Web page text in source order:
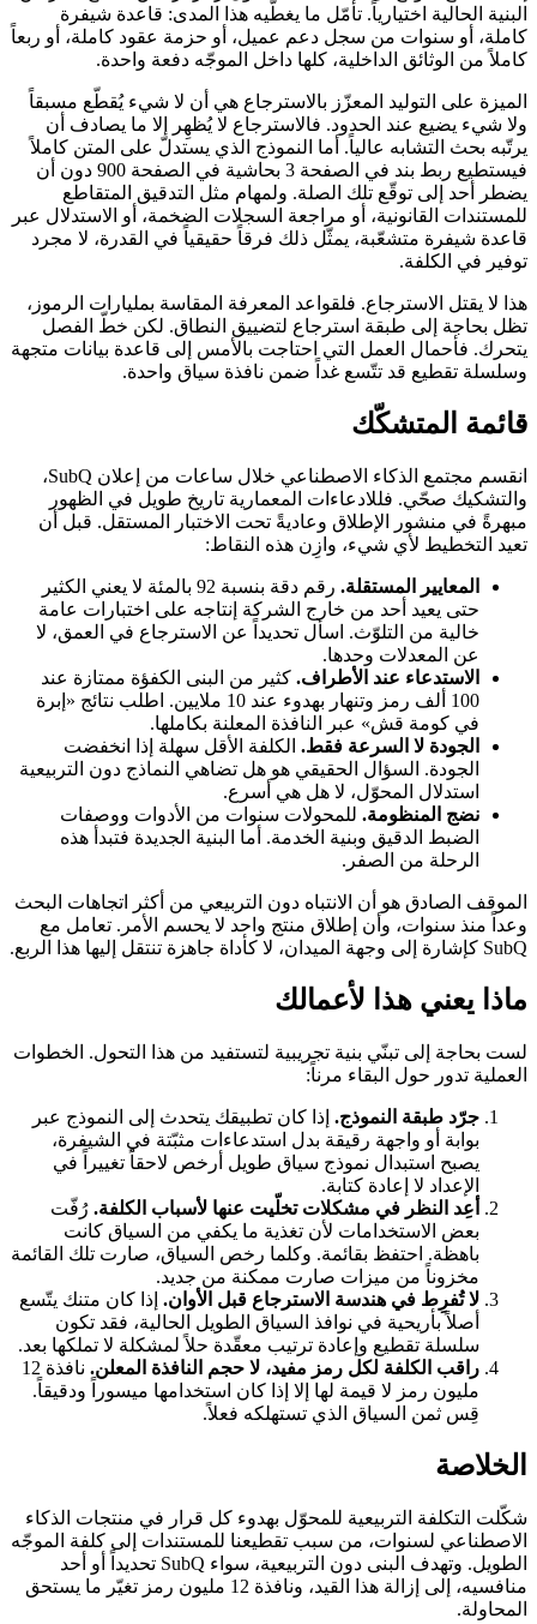
البنية الحالية اختيارياً. تأمّل ما يغطّيه هذا المدى: قاعدة شيفرة
كاملة، أو سنوات من سجل دعم عميل، أو حزمة عقود كاملة، أو ربعاً
كاملاً من الوثائق الداخلية، كلها داخل الموجّه دفعة واحدة.
الميزة على التوليد المعزّز بالاسترجاع هي أن لا شيء يُقطّع مسبقاً
ولا شيء يضيع عند الحدود. فالاسترجاع لا يُظهِر إلا ما يصادف أن
يرتّبه بحث التشابه عالياً. أما النموذج الذي يستدلّ على المتن كاملاً
فيستطيع ربط بند في الصفحة 3 بحاشية في الصفحة 900 دون أن
يضطر أحد إلى توقّع تلك الصلة. ولمهام مثل التدقيق المتقاطع
للمستندات القانونية، أو مراجعة السجلات الضخمة، أو الاستدلال عبر
قاعدة شيفرة متشعّبة، يمثّل ذلك فرقاً حقيقياً في القدرة، لا مجرد
توفير في الكلفة.
هذا لا يقتل الاسترجاع. فلقواعد المعرفة المقاسة بمليارات الرموز،
تظل بحاجة إلى طبقة استرجاع لتضييق النطاق. لكن خطّ الفصل
يتحرك. فأحمال العمل التي احتاجت بالأمس إلى قاعدة بيانات متجهة
وسلسلة تقطيع قد تتّسع غداً ضمن نافذة سياق واحدة.
قائمة المتشكّك
انقسم مجتمع الذكاء الاصطناعي خلال ساعات من إعلان SubQ،
والتشكيك صحّي. فللادعاءات المعمارية تاريخ طويل في الظهور
مبهرةً في منشور الإطلاق وعاديةً تحت الاختبار المستقل. قبل أن
تعيد التخطيط لأي شيء، وازِن هذه النقاط:
المعايير المستقلة.
رقم دقة بنسبة 92 بالمئة لا يعني الكثير
حتى يعيد أحد من خارج الشركة إنتاجه على اختبارات عامة
خالية من التلوّث. اسأل تحديداً عن الاسترجاع في العمق، لا
عن المعدلات وحدها.
الاستدعاء عند الأطراف.كثير من البنى الكفؤة ممتازة عند
100 ألف رمز وتنهار بهدوء عند 10 ملايين. اطلب نتائج «إبرة
في كومة قش» عبر النافذة المعلنة بكاملها.
الجودة لا السرعة فقط.الكلفة الأقل سهلة إذا انخفضت
الجودة. السؤال الحقيقي هو هل تضاهي النماذج دون التربيعية
استدلال المحوّل، لا هل هي أسرع.
نضج المنظومة.للمحولات سنوات من الأدوات ووصفات
الضبط الدقيق وبنية الخدمة. أما البنية الجديدة فتبدأ هذه
الرحلة من الصفر.
الموقف الصادق هو أن الانتباه دون التربيعي من أكثر اتجاهات البحث
وعداً منذ سنوات، وأن إطلاق منتج واحد لا يحسم الأمر. تعامل مع
SubQ كإشارة إلى وجهة الميدان، لا كأداة جاهزة تنتقل إليها هذا الربع.
ماذا يعني هذا لأعمالك
لست بحاجة إلى تبنّي بنية تجريبية لتستفيد من هذا التحول. الخطوات
العملية تدور حول البقاء مرناً:
جرّد طبقة النموذج.إذا كان تطبيقك يتحدث إلى النموذج عبر
بوابة أو واجهة رقيقة بدل استدعاءات مثبّتة في الشيفرة،
يصبح استبدال نموذج سياق طويل أرخص لاحقاً تغييراً في
الإعداد لا إعادة كتابة.
أعِد النظر في مشكلات تخلّيت عنها لأسباب الكلفة.رُفّت
بعض الاستخدامات لأن تغذية ما يكفي من السياق كانت
باهظة. احتفظ بقائمة. وكلما رخص السياق، صارت تلك القائمة
مخزوناً من ميزات صارت ممكنة من جديد.
لا تُفرِط في هندسة الاسترجاع قبل الأوان.إذا كان متنك يتّسع
أصلاً بأريحية في نوافذ السياق الطويل الحالية، فقد تكون
سلسلة تقطيع وإعادة ترتيب معقّدة حلاً لمشكلة لا تملكها بعد.
راقب الكلفة لكل رمز مفيد، لا حجم النافذة المعلن.
نافذة 12
مليون رمز لا قيمة لها إلا إذا كان استخدامها ميسوراً ودقيقاً.
قِس ثمن السياق الذي تستهلكه فعلاً.
الخلاصة
شكّلت التكلفة التربيعية للمحوّل بهدوء كل قرار في منتجات الذكاء
الاصطناعي لسنوات، من سبب تقطيعنا للمستندات إلى كلفة الموجّه
الطويل. وتهدف البنى دون التربيعية، سواء SubQ تحديداً أو أحد
منافسيه، إلى إزالة هذا القيد، ونافذة 12 مليون رمز تغيّر ما يستحق
المحاولة.